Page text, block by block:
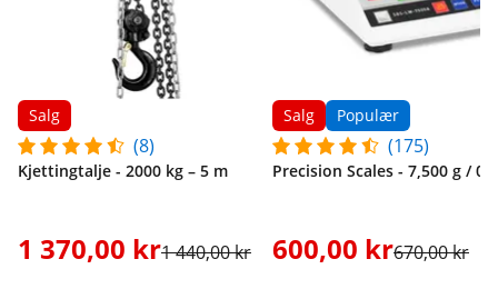
Salg
(8)
Kjettingtalje - 2000 kg – 5 m
1 370,00 kr1 440,00 kr
Salg Populær
(175)
Precision Scales - 7,500 g /
600,00 kr670,00 kr